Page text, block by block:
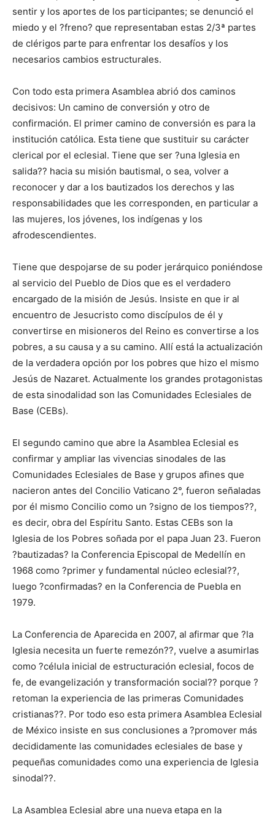
sentir y los aportes de los participantes; se denunció el
miedo y el ?freno? que representaban estas 2/3ª partes
de clérigos parte para enfrentar los desafíos y los
necesarios cambios estructurales.
Con todo esta primera Asamblea abrió dos caminos
decisivos: Un camino de conversión y otro de
confirmación. El primer camino de conversión es para la
institución católica. Esta tiene que sustituir su carácter
clerical por el eclesial. Tiene que ser ?una Iglesia en
salida?? hacia su misión bautismal, o sea, volver a
reconocer y dar a los bautizados los derechos y las
responsabilidades que les corresponden, en particular a
las mujeres, los jóvenes, los indígenas y los
afrodescendientes.
Tiene que despojarse de su poder jerárquico poniéndose
al servicio del Pueblo de Dios que es el verdadero
encargado de la misión de Jesús. Insiste en que ir al
encuentro de Jesucristo como discípulos de él y
convertirse en misioneros del Reino es convertirse a los
pobres, a su causa y a su camino. Allí está la actualización
de la verdadera opción por los pobres que hizo el mismo
Jesús de Nazaret. Actualmente los grandes protagonistas
de esta sinodalidad son las Comunidades Eclesiales de
Base (CEBs).
El segundo camino que abre la Asamblea Eclesial es
confirmar y ampliar las vivencias sinodales de las
Comunidades Eclesiales de Base y grupos afines que
nacieron antes del Concilio Vaticano 2°, fueron señaladas
por él mismo Concilio como un ?signo de los tiempos??,
es decir, obra del Espíritu Santo. Estas CEBs son la
Iglesia de los Pobres soñada por el papa Juan 23. Fueron
?bautizadas? la Conferencia Episcopal de Medellín en
1968 como ?primer y fundamental núcleo eclesial??,
luego ?confirmadas? en la Conferencia de Puebla en
1979.
La Conferencia de Aparecida en 2007, al afirmar que ?la
Iglesia necesita un fuerte remezón??, vuelve a asumirlas
como ?célula inicial de estructuración eclesial, focos de
fe, de evangelización y transformación social?? porque ?
retoman la experiencia de las primeras Comunidades
cristianas??. Por todo eso esta primera Asamblea Eclesial
de México insiste en sus conclusiones a ?promover más
decididamente las comunidades eclesiales de base y
pequeñas comunidades como una experiencia de Iglesia
sinodal??.
La Asamblea Eclesial abre una nueva etapa en la